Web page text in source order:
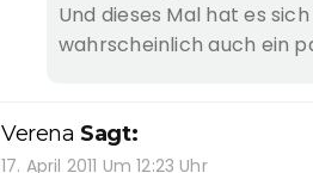
Und dieses Mal hat es
wahrscheinlich auch ein
Verena Sagt:
17. April 2011 Um 12:23 Uhr